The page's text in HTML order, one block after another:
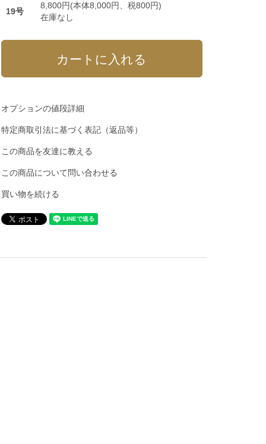
19号
8,800円(本体8,000円、税800円)
在庫なし
オプションの値段詳細
特定商取引法に基づく表記（返品等）
この商品を友達に教える
この商品について問い合わせる
買い物を続ける